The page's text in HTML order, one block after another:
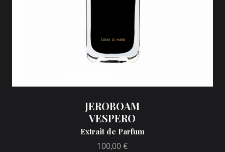
JEROBOAM
VESPERO
Extrait de Parfum
100,00 €